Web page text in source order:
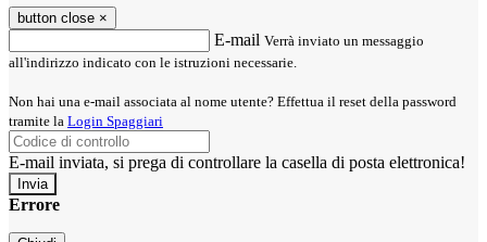
button close ×
E-mail Verrà inviato un messaggio
all'indirizzo indicato con le istruzioni necessarie.
Non hai una e-mail associata al nome utente? Effettua il reset della password
tramite la Login Spaggiari
E-mail inviata, si prega di controllare la casella di posta elettronica!
Errore